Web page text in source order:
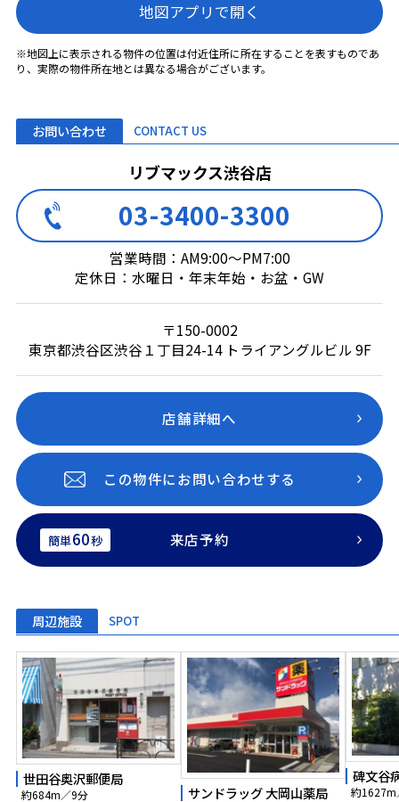
地図アプリで開く
※地図上に表示される物件の位置は付近住所に所在することを表すものであ
り、実際の物件所在地とは異なる場合がございます。
お問い合わせ CONTACT US
リブマックス渋谷店
03-3400-3300
営業時間：AM9:00～PM7:00
定休日：水曜日・年末年始・お盆・GW
〒150-0002
東京都渋谷区渋谷１丁目24-14 トライアングルビル 9F
店舗詳細へ
この物件にお問い合わせする
簡単60秒 来店予約
周辺施設 SPOT
世田谷奥沢郵便局
約684m／9分 サンドラッグ 大岡山薬局
碑文谷
約1627m